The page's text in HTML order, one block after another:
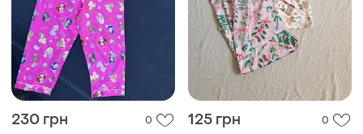
230 грн 0 125 грн 0